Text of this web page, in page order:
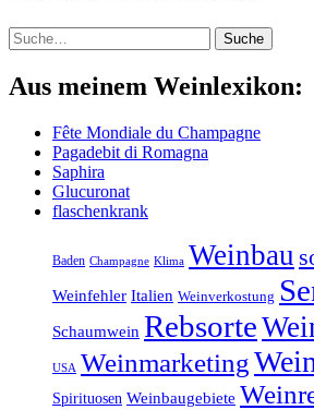
Suche Suche
Aus meinem Weinlexikon:
Fête Mondiale du Champagne
Pagadebit di Romagna
Saphira
Glucuronat
flaschenkrank
Baden Champagne Klima Weinbau
Weinfehler Italien Weinverkostung
Schaumwein Rebsorte
USA Weinmarketing
Spirituosen Weinbaugebiete